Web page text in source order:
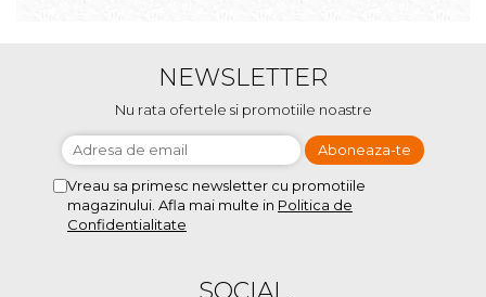
NEWSLETTER
Nu rata ofertele si promotiile noastre
Vreau sa primesc newsletter cu promotiile
magazinului. Afla mai multe in Politica de
Confidentialitate
SOCIAL